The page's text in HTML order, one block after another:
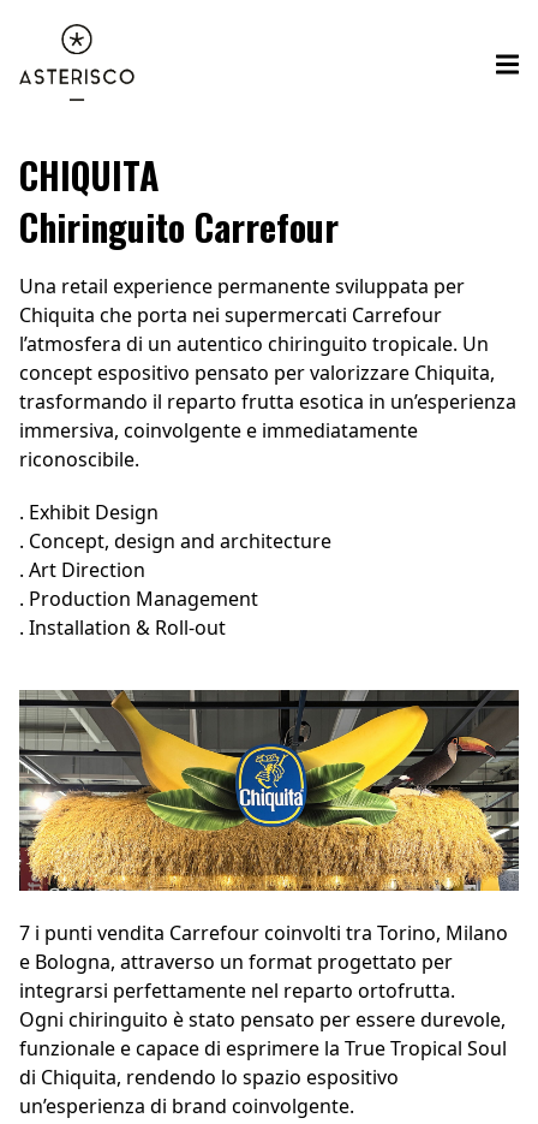
CHIQUITA
Chiringuito Carrefour
Una retail experience permanente sviluppata per
Chiquita che porta nei supermercati Carrefour
l’atmosfera di un autentico chiringuito tropicale. Un
concept espositivo pensato per valorizzare Chiquita,
trasformando il reparto frutta esotica in un’esperienza
immersiva, coinvolgente e immediatamente
riconoscibile.
. Exhibit Design
. Concept, design and architecture
. Art Direction
. Production Management
. Installation & Roll-out
7 i punti vendita Carrefour coinvolti tra Torino, Milano
e Bologna, attraverso un format progettato per
integrarsi perfettamente nel reparto ortofrutta.
Ogni chiringuito è stato pensato per essere durevole,
funzionale e capace di esprimere la True Tropical Soul
di Chiquita, rendendo lo spazio espositivo
un’esperienza di brand coinvolgente.